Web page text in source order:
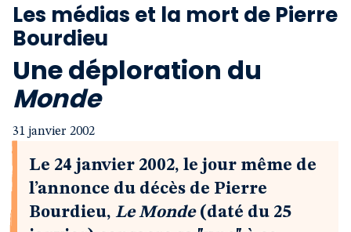
Notre revue
Boutique
Les médias et la mort de Pierre
Bourdieu
Une déploration du
Monde
31 janvier 2002
Le 24 janvier 2002, le jour même de
l’annonce du décès de Pierre
Bourdieu, Le Monde(daté du 25